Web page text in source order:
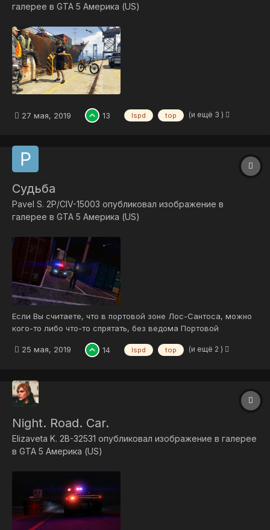
галерее в GTA 5 Америка (US)
27 мая, 2019 13 lspd top (и ещё 3 )
Судьба
Pavel S. 2P/CIV-15003 опубликовал изображение в
галерее в GTA 5 Америка (US)
Если Вы считаете, что в портовой зоне Лос-Сантоса, можно
кого-то либо что-то спрятать, без ведома Портовой
следит за порядком и днём и ночью, на суше, на воде и в
25 мая, 2019 14 lspd top (и ещё 2 )
Night. Road. Car.
Elizaveta K. 2B-32531 опубликовал изображение в галерее
в GTA 5 Америка (US)